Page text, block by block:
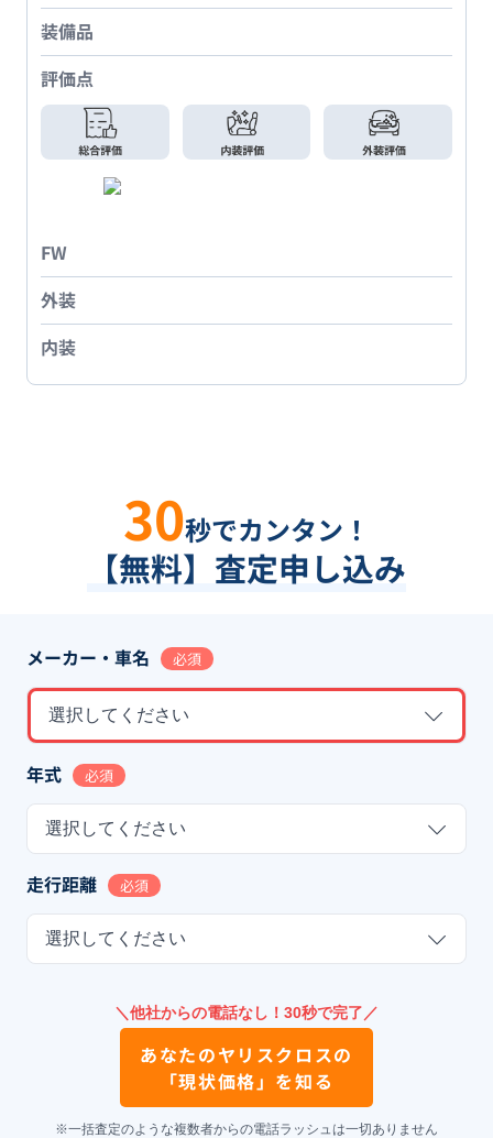
装備品
評価点
FW
外装
内装
30秒でカンタン！
【無料】査定申し込み
メーカー・車名 必須
選択してください
年式 必須
選択してください
走行距離 必須
選択してください
＼他社からの電話なし！30秒で完了／
あなたのヤリスクロスの
「現状価格」を知る
※一括査定のような複数者からの電話ラッシュは一切ありません